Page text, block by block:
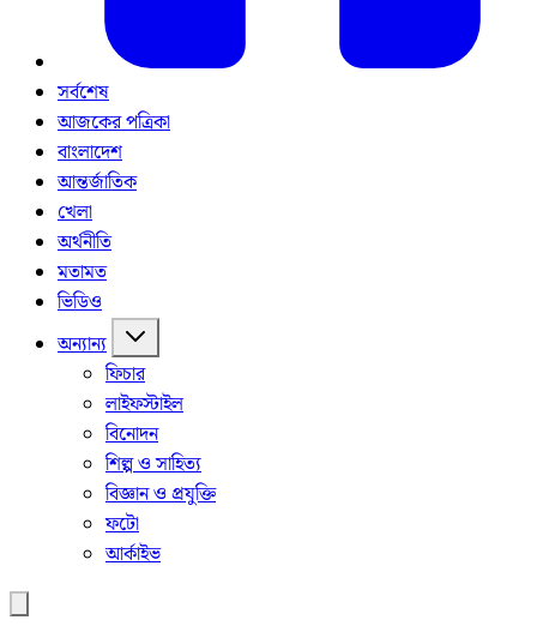
সর্বশেষ
আজকের পত্রিকা
বাংলাদেশ
আন্তর্জাতিক
খেলা
অর্থনীতি
মতামত
ভিডিও
অন্যান্য
ফিচার
লাইফস্টাইল
বিনোদন
শিল্প ও সাহিত্য
বিজ্ঞান ও প্রযুক্তি
ফটো
আর্কাইভ